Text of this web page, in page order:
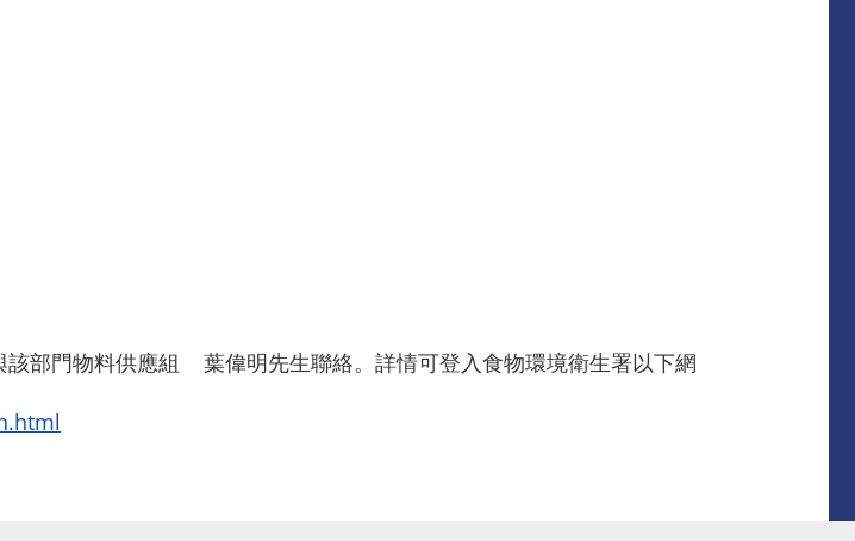
部門物料供應組 葉偉明先生聯絡。詳情可登入食物環境衛生署以下網